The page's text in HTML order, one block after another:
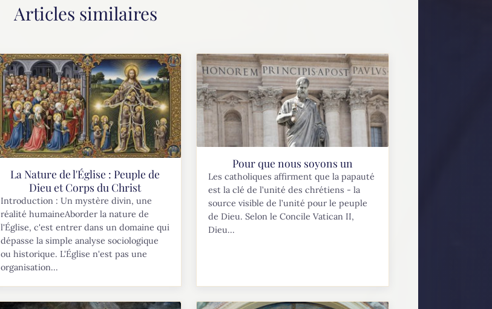
Articles similaires
La Nature de l'Église : Peuple de
Dieu et Corps du Christ
Introduction : Un mystère divin, une
réalité humaineAborder la nature de
l'Église, c'est entrer dans un domaine qui
dépasse la simple analyse sociologique
ou historique. L'Église n'est pas une
organisation...
Pour que nous soyons un
Les catholiques affirment que la papauté
est la clé de l’unité des chrétiens - la
source visible de l’unité pour le peuple
de Dieu. Selon le Concile Vatican II,
Dieu...